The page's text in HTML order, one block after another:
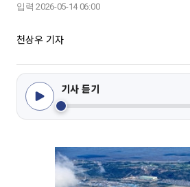
입력 2026-05-14 06:00
천상우 기자
기사 듣기